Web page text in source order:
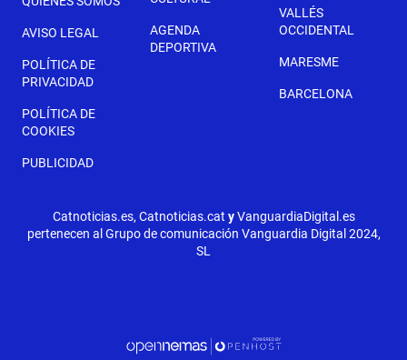
AVISO LEGAL
POLÍTICA DE
PRIVACIDAD
POLÍTICA DE
COOKIES
PUBLICIDAD
AGENDA
DEPORTIVA
VALLÉS
OCCIDENTAL
MARESME
BARCELONA
Catnoticias.es, Catnoticias.cat yVanguardiaDigital.es
pertenecen al Grupo de comunicación Vanguardia Digital 2024,
SL